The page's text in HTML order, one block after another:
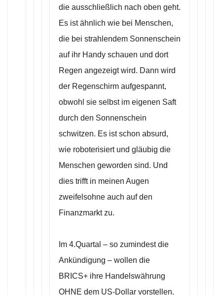
die ausschließlich nach oben geht.
Es ist ähnlich wie bei Menschen,
die bei strahlendem Sonnenschein
auf ihr Handy schauen und dort
Regen angezeigt wird. Dann wird
der Regenschirm aufgespannt,
obwohl sie selbst im eigenen Saft
durch den Sonnenschein
schwitzen. Es ist schon absurd,
wie roboterisiert und gläubig die
Menschen geworden sind. Und
dies trifft in meinen Augen
zweifelsohne auch auf den
Finanzmarkt zu.
Im 4.Quartal – so zumindest die
Ankündigung – wollen die
BRICS+ ihre Handelswährung
OHNE dem US-Dollar vorstellen.